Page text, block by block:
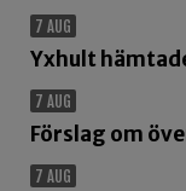
7 AUG
Yxhult
7 AUG
Förslag om
7 AUG